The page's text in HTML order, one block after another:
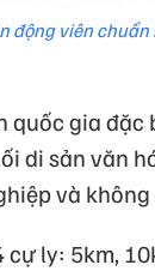
động viên chuẩn
gia đặc
di sản văn
và
ly: 5km,